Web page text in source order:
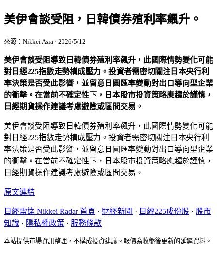
美伊會談受阻，日韓債券殖利率飆升。
來源：Nikkei Asia · 2026/5/12
美伊會談受阻導致日韓債券殖利率飆升，此國際情勢變化可能
對日經225指數走勢構成壓力。投資者需密切關注日本央行利
率決策是否受此影響，並留意日圓匯率變動對出口導向型企業
的衝擊。在當前不確定性下，日本股市投資策略應趨於謹慎，
日經期貨操作建議考慮避險或區間交易。
美伊會談受阻導致日韓債券殖利率飆升，此國際情勢變化可能
對日經225指數走勢構成壓力。投資者需密切關注日本央行利
率決策是否受此影響，並留意日圓匯率變動對出口導向型企業
的衝擊。在當前不確定性下，日本股市投資策略應趨於謹慎，
日經期貨操作建議考慮避險或區間交易。
原文連結
日經雷達 Nikkei Radar 首頁 · 財經新聞 · 日經225成份股 · 股市
知識 · 隱私權政策 · 服務條款
本站提供市場資訊整理，不構成投資建議。報價為收盤後更新的延遲資料。